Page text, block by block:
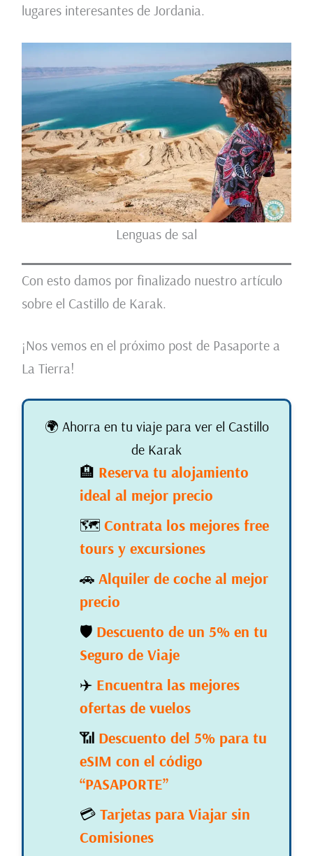
lugares interesantes de Jordania.
Lenguas de sal
Con esto damos por finalizado nuestro artículo
sobre el Castillo de Karak.
¡Nos vemos en el próximo post de Pasaporte a
La Tierra!
🌍 Ahorra en tu viaje para ver el Castillo
de Karak
🏨 Reserva tu alojamiento
ideal al mejor precio
🗺️ Contrata los mejores free
tours y excursiones
🚗 Alquiler de coche al mejor
precio
🛡️ Descuento de un 5% en tu
Seguro de Viaje
✈️ Encuentra las mejores
ofertas de vuelos
📶 Descuento del 5% para tu
eSIM con el código
“PASAPORTE”
💳 Tarjetas para Viajar sin
Comisiones